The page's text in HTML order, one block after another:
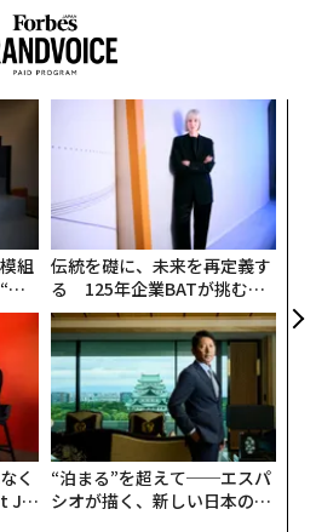
し体調管理を効率化する。
実用例は、他にも多彩だ。現
の捜索に人工知能（AI）を有効
な試みが世界的に広まっている
しようという動きがある。リク
、中国のAIスタートアップ・Me
）から特定の犬を識別する認識
実証実験や実用化にいたってい
ケ」（日本語で「守ってあげ
捜索アプリが登場した。韓国で
ペットは10数日で殺処分とな
ることができるかがペットの生
だが、同アプリではそのような
げられている。
組
使
【N
伝統を礎に、未来を再定義す
る 125年企業BATが挑むス
モークレスな未来
く
Ja
“泊まる”を超えて──エスパ
シオが描く、新しい日本のラ